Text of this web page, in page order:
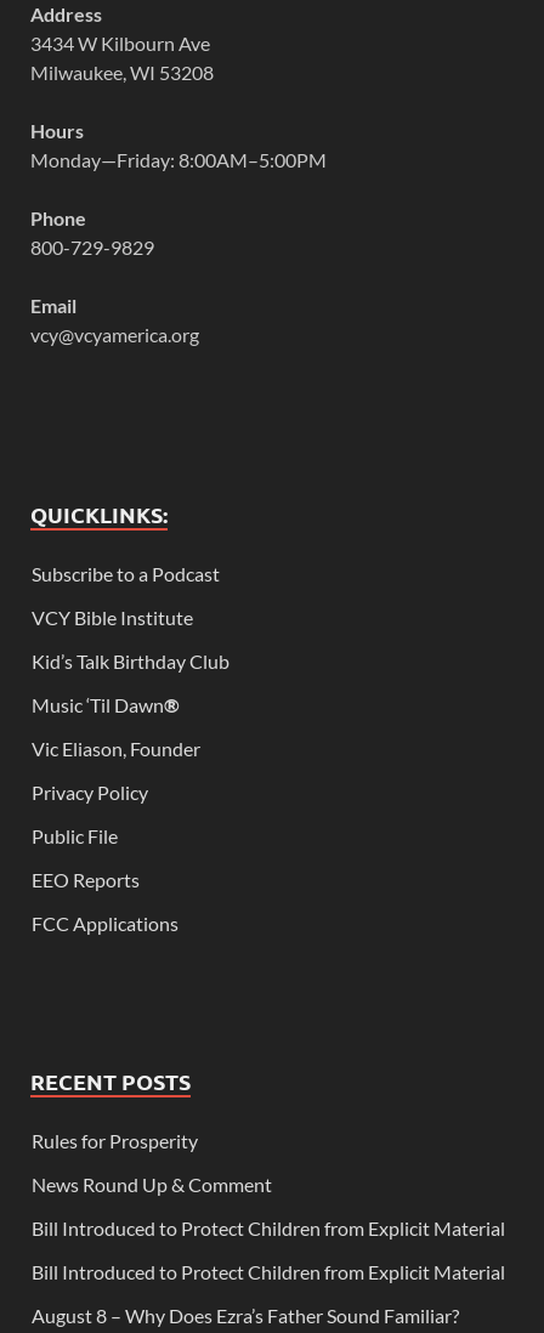
Address
3434 W Kilbourn Ave
Milwaukee, WI 53208
Hours
Monday—Friday: 8:00AM–5:00PM
Phone
800-729-9829
Email
vcy@vcyamerica.org
QUICKLINKS:
Subscribe to a Podcast
VCY Bible Institute
Kid’s Talk Birthday Club
Music ‘Til Dawn®
Vic Eliason, Founder
Privacy Policy
Public File
EEO Reports
FCC Applications
RECENT POSTS
Rules for Prosperity
News Round Up & Comment
Bill Introduced to Protect Children from Explicit Material
Bill Introduced to Protect Children from Explicit Material
August 8 – Why Does Ezra’s Father Sound Familiar?